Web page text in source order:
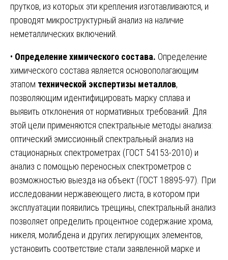
прутков, из которых эти крепления изготавливаются, и
проводят микроструктурный анализ на наличие
неметаллических включений.
• Определение химического состава. Определение
химического состава является основополагающим
этапом технической экспертизы металлов,
позволяющим идентифицировать марку сплава и
выявить отклонения от нормативных требований. Для
этой цели применяются спектральные методы анализа:
оптический эмиссионный спектральный анализ на
стационарных спектрометрах (ГОСТ 54153-2010) и
анализ с помощью переносных спектрометров с
возможностью выезда на объект (ГОСТ 18895-97). При
исследовании нержавеющего листа, в котором при
эксплуатации появились трещины, спектральный анализ
позволяет определить процентное содержание хрома,
никеля, молибдена и других легирующих элементов,
установить соответствие стали заявленной марке и